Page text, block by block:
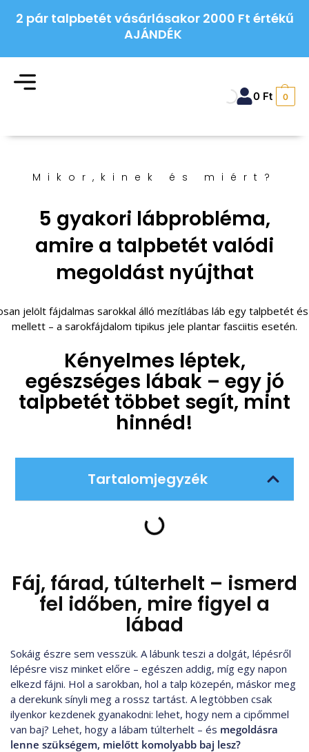
2 pár talpbetét vásárlásakor 2000 Ft értékű
AJÁNDÉK
0 Ft 0
Mikor,kinek és miért?
5 gyakori lábprobléma,
amire a talpbetét valódi
megoldást nyújthat
Kényelmes léptek,
egészséges lábak – egy jó
talpbetét többet segít, mint
hinnéd!
Tartalomjegyzék
Fáj, fárad, túlterhelt – ismerd
fel időben, mire figyel a
lábad
Sokáig észre sem vesszük. A lábunk teszi a dolgát, lépésről
lépésre visz minket előre – egészen addig, míg egy napon
elkezd fájni. Hol a sarokban, hol a talp közepén, máskor meg
a derekunk sínyli meg a rossz tartást. A legtöbben csak
ilyenkor kezdenek gyanakodni: lehet, hogy nem a cipőmmel
van baj? Lehet, hogy a lábam túlterhelt – és megoldásra
lenne szükségem, mielőtt komolyabb baj lesz?